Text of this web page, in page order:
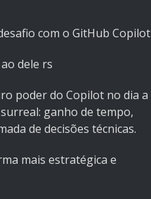
com o GitHub Copilot
dele rs
poder do Copilot no dia a
ganho de tempo,
de decisões técnicas.
mais estratégica e